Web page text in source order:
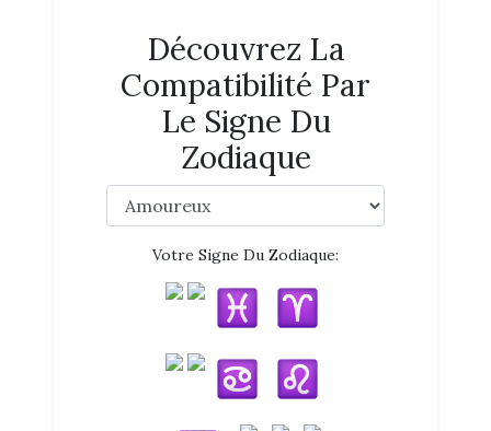
Découvrez La
Compatibilité Par
Le Signe Du
Zodiaque
Votre Signe Du Zodiaque: